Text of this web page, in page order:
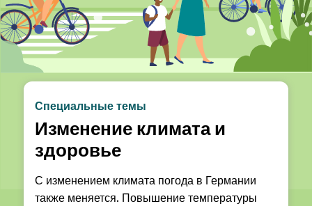
Специальные темы
Изменение климата и
здоровье
С изменением климата погода в Германии
также меняется. Повышение температуры